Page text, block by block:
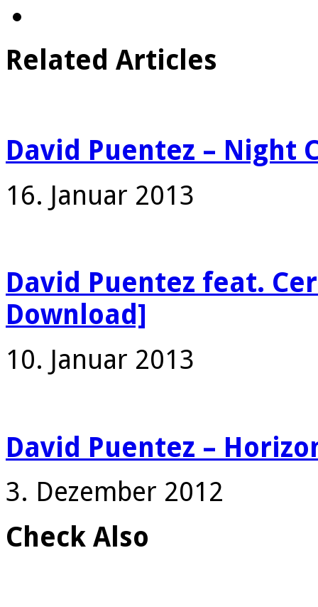
Related Articles
David Puentez – Night
16. Januar 2013
David Puentez feat.
Download]
10. Januar 2013
David Puentez –
3. Dezember 2012
Check Also